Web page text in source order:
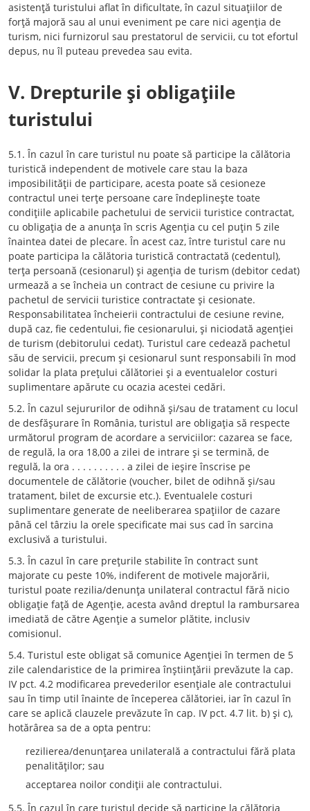
asistenţă turistului aflat în dificultate, în cazul situaţiilor de
forţă majoră sau al unui eveniment pe care nici agenţia de
turism, nici furnizorul sau prestatorul de servicii, cu tot efortul
depus, nu îl puteau prevedea sau evita.
V. Drepturile şi obligaţiile
turistului
5.1. În cazul în care turistul nu poate să participe la călătoria
turistică independent de motivele care stau la baza
imposibilităţii de participare, acesta poate să cesioneze
contractul unei terţe persoane care îndeplineşte toate
condiţiile aplicabile pachetului de servicii turistice contractat,
cu obligaţia de a anunţa în scris Agenţia cu cel puţin 5 zile
înaintea datei de plecare. În acest caz, între turistul care nu
poate participa la călătoria turistică contractată (cedentul),
terţa persoană (cesionarul) şi agenţia de turism (debitor cedat)
urmează a se încheia un contract de cesiune cu privire la
pachetul de servicii turistice contractate şi cesionate.
Responsabilitatea încheierii contractului de cesiune revine,
după caz, fie cedentului, fie cesionarului, şi niciodată agenţiei
de turism (debitorului cedat). Turistul care cedează pachetul
său de servicii, precum şi cesionarul sunt responsabili în mod
solidar la plata preţului călătoriei şi a eventualelor costuri
suplimentare apărute cu ocazia acestei cedări.
5.2. În cazul sejururilor de odihnă şi/sau de tratament cu locul
de desfăşurare în România, turistul are obligaţia să respecte
următorul program de acordare a serviciilor: cazarea se face,
de regulă, la ora 18,00 a zilei de intrare şi se termină, de
regulă, la ora . . . . . . . . . . a zilei de ieşire înscrise pe
documentele de călătorie (voucher, bilet de odihnă şi/sau
tratament, bilet de excursie etc.). Eventualele costuri
suplimentare generate de neeliberarea spaţiilor de cazare
până cel târziu la orele specificate mai sus cad în sarcina
exclusivă a turistului.
5.3. În cazul în care preţurile stabilite în contract sunt
majorate cu peste 10%, indiferent de motivele majorării,
turistul poate rezilia/denunţa unilateral contractul fără nicio
obligaţie faţă de Agenţie, acesta având dreptul la rambursarea
imediată de către Agenţie a sumelor plătite, inclusiv
comisionul.
5.4. Turistul este obligat să comunice Agenţiei în termen de 5
zile calendaristice de la primirea înştiinţării prevăzute la cap.
IV pct. 4.2 modificarea prevederilor esenţiale ale contractului
sau în timp util înainte de începerea călătoriei, iar în cazul în
care se aplică clauzele prevăzute în cap. IV pct. 4.7 lit. b) şi c),
hotărârea sa de a opta pentru:
rezilierea/denunţarea unilaterală a contractului fără plata
penalităţilor; sau
acceptarea noilor condiţii ale contractului.
5.5. În cazul în care turistul decide să participe la călătoria